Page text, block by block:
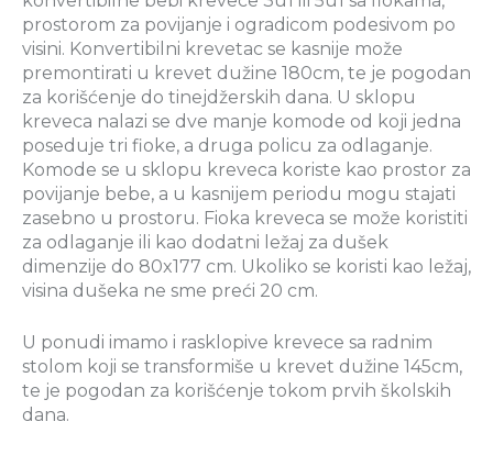
prostorom za povijanje i ogradicom podesivom po
visini. Konvertibilni krevetac se kasnije može
premontirati u krevet dužine 180cm, te je pogodan
za korišćenje do tinejdžerskih dana. U sklopu
kreveca nalazi se dve manje komode od koji jedna
poseduje tri fioke, a druga policu za odlaganje.
Komode se u sklopu kreveca koriste kao prostor za
povijanje bebe, a u kasnijem periodu mogu stajati
zasebno u prostoru. Fioka kreveca se može koristiti
za odlaganje ili kao dodatni ležaj za dušek
dimenzije do 80x177 cm. Ukoliko se koristi kao ležaj,
visina dušeka ne sme preći 20 cm.
U ponudi imamo i rasklopive krevece sa radnim
stolom koji se transformiše u krevet dužine 145cm,
te je pogodan za korišćenje tokom prvih školskih
dana.